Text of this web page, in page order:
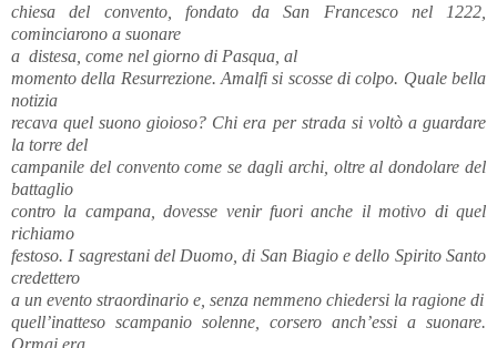
chiesa del convento, fondato da San Francesco nel 1222,
cominciarono a suonare
a distesa, come nel giorno di Pasqua, al
momento della Resurrezione. Amalfi si scosse di colpo. Quale bella
notizia
recava quel suono gioioso? Chi era per strada si voltò a guardare
la torre del
campanile del convento come se dagli archi, oltre al dondolare del
battaglio
contro la campana, dovesse venir fuori anche il motivo di quel
richiamo
festoso. I sagrestani del Duomo, di San Biagio e dello Spirito Santo
credettero
a un evento straordinario e, senza nemmeno chiedersi la ragione di
quell’inatteso scampanio solenne, corsero anch’essi a suonare.
Ormai era